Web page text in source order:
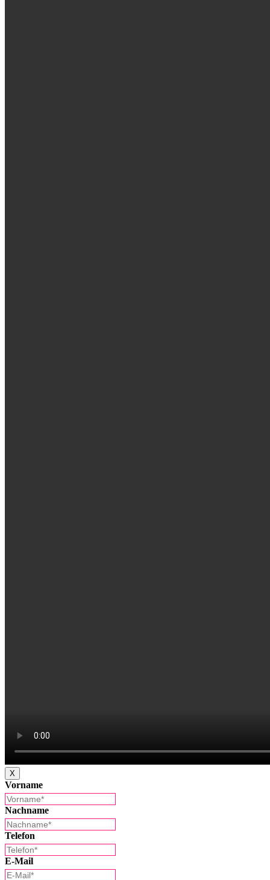
X
Vorname
Nachname
Telefon
E-Mail